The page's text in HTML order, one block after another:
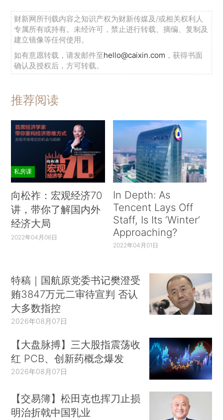
财新网所刊载内容之知识产权为财新传媒及/或相关权利人
专属所有或持有。未经许可，禁止进行转载、摘编、复制及
建立镜像等任何使用。
如有意愿转载，请发邮件至hello@caixin.com ，获得书面
确认及授权后，方可转载。
推荐阅读
私房课
向松祚：宏观经济70
讲，带你了解国内外
经济大局
2022年04月06日
In Depth: As
Tencent Lays Off
Staff, Is Its ‘Winter’
Approaching?
2022年04月01日
特稿｜国航原党委书记樊澄受
贿3847万元二审待宣判 否认
大多数指控
2026年08月07日
【大盘脉搏】三大股指震荡收
红 PCB、创新药概念爆发
2026年08月07日
【交易簿】松田克也挥刀止损
明治折戟中国乳业